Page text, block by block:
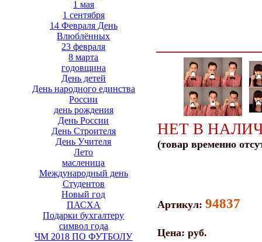
1 мая
1 сентября
14 Февраля День
Влюблённых
23 февраля
8 марта
годовщина
День детей
День народного единства
России
день рождения
День России
День Строителя
День Учителя
Лето
масленица
Международный день
Студентов
Новый год
ПАСХА
Подарки бухгалтеру
символ года
ЧМ 2018 ПО ФУТБОЛУ
НЕТ В
(товар временно
Артикул: 94837
Цена: руб.